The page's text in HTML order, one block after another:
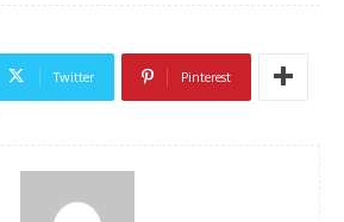
Twitter Pinterest